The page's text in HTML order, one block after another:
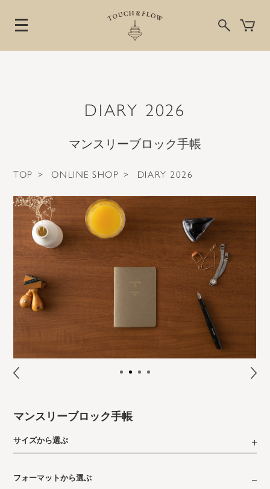
DIARY 2026
マンスリーブロック手帳
TOP > ONLINE SHOP > DIARY 2026
マンスリーブロック手帳
サイズから選ぶ
フォーマットから選ぶ